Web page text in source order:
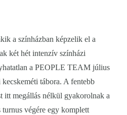
a színházban képzelik el a
két hét intenzív színházi
a PEOPLE TEAM július
tábora. A fentebb
itt megállás nélkül gyakorolnak a
végére egy komplett